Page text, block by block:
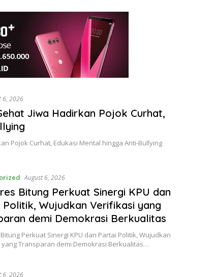
6, 2026
Jiwa Hadirkan Pojok Curhat,
Pojok Curhat, Edukasi Mental hingga Anti-Bullying
August 6, 2026
Bitung Perkuat Sinergi KPU dan
Politik, Wujudkan Verifikasi yang
demi Demokrasi Berkualitas
Perkuat Sinergi KPU dan Partai Politik, Wujudkan
Transparan demi Demokrasi Berkualitas…
6, 2026